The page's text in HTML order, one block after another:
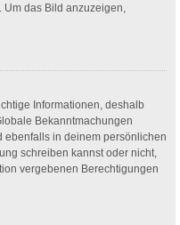
das Bild anzuzeigen,
Informationen, deshalb
Bekanntmachungen
ebenfalls in deinem persönlichen
schreiben kannst oder nicht,
vergebenen Berechtigungen